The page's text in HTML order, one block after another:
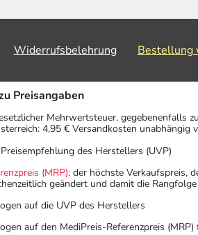
Widerrufsbelehrung Bestellung
Preisangaben
Mehrwertsteuer, gegebenenfalls
4,95 € Versandkosten unabhängig
des Herstellers (UVP)
(MRP): der höchste Verkaufspreis,
geändert und damit die
auf die UVP des Herstellers
auf den MediPreis-Referenzpreis